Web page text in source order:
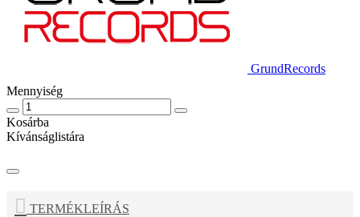
GrundRecords
Mennyiség
Kosárba
Kívánságlistára
TERMÉKLEÍRÁS